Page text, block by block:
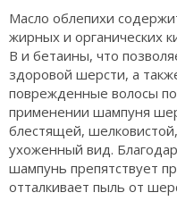
Масло облепихи
жирных и органических
В и бетаины, что
здоровой шерсти, а
поврежденные волосы
применении шампуня
блестящей,
ухоженный вид.
шампунь препятствует
отталкивает пыль от